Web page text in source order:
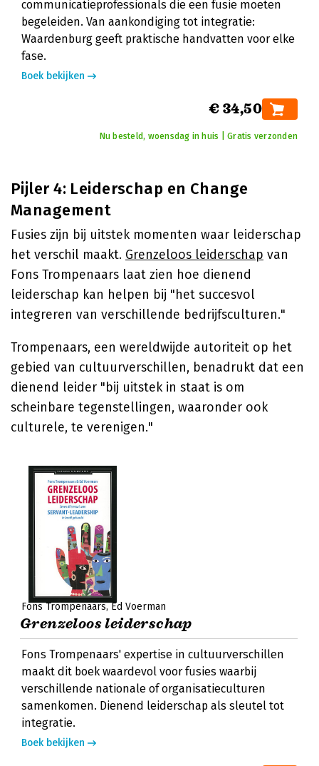
communicatieprofessionals die een fusie moeten
begeleiden. Van aankondiging tot integratie:
Waardenburg geeft praktische handvatten voor elke
fase.
Boek bekijken
€ 34,50
Nu besteld, woensdag in huis | Gratis verzonden
Pijler 4: Leiderschap en Change
Management
Fusies zijn bij uitstek momenten waar leiderschap
het verschil maakt. Grenzeloos leiderschap van
Fons Trompenaars laat zien hoe dienend
leiderschap kan helpen bij "het succesvol
integreren van verschillende bedrijfsculturen."
Trompenaars, een wereldwijde autoriteit op het
gebied van cultuurverschillen, benadrukt dat een
dienend leider "bij uitstek in staat is om
scheinbare tegenstellingen, waaronder ook
culturele, te verenigen."
Fons Trompenaars Ed Voerman
Grenzeloos leiderschap
Fons Trompenaars' expertise in cultuurverschillen
maakt dit boek waardevol voor fusies waarbij
verschillende nationale of organisatieculturen
samenkomen. Dienend leiderschap als sleutel tot
integratie.
Boek bekijken